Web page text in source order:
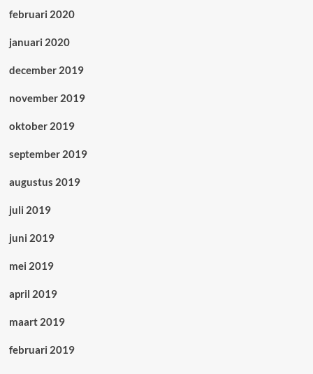
februari 2020
januari 2020
december 2019
november 2019
oktober 2019
september 2019
augustus 2019
juli 2019
juni 2019
mei 2019
april 2019
maart 2019
februari 2019